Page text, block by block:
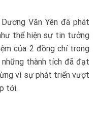
Văn Yên đã phát
thể hiện sự tin tưởng
của 2 đồng chí trong
thành tích đã đạt
vì sự phát triển vượt
tới.